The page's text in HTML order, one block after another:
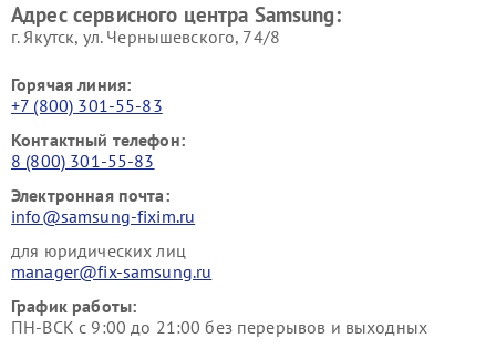
Адрес сервисного центра Samsung:
г. Якутск, ул. Чернышевского, 74/8
Горячая линия:
+7 (800) 301-55-83
Контактный телефон:
8 (800) 301-55-83
Электронная почта:
info@samsung-fixim.ru
для юридических лиц
manager@fix-samsung.ru
График работы:
ПН-ВСК с 9:00 до 21:00 без перерывов и выходных